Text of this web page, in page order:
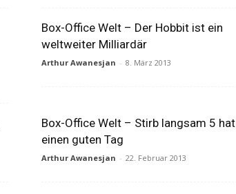
Box-Office Welt – Der Hobbit ist ein
weltweiter Milliardär
Arthur Awanesjan - 8. März 2013
Box-Office Welt – Stirb langsam 5 hat
einen guten Tag
Arthur Awanesjan - 22. Februar 2013